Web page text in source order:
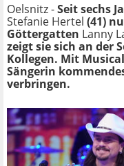
Oelsnitz -Seit sechs
Stefanie Hertel (41)
Göttergatten Lanny
zeigt sie sich an der
Kollegen. Mit
Sängerin
verbringen.